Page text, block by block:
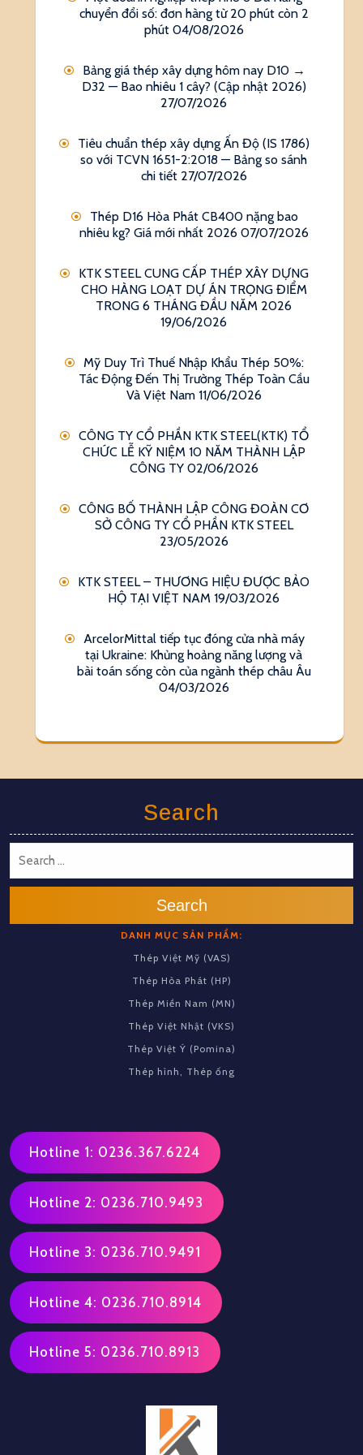
chuyển đổi số: đơn hàng từ 20 phút còn 2
phút 04/08/2026
Bảng giá thép xây dựng hôm nay D10 →
D32 — Bao nhiêu 1 cây? (Cập nhật 2026)
27/07/2026
Tiêu chuẩn thép xây dựng Ấn Độ (IS 1786)
so với TCVN 1651-2:2018 — Bảng so sánh
chi tiết 27/07/2026
Thép D16 Hòa Phát CB400 nặng bao
nhiêu kg? Giá mới nhất 2026 07/07/2026
KTK STEEL CUNG CẤP THÉP XÂY DỰNG
CHO HÀNG LOẠT DỰ ÁN TRỌNG ĐIỂM
TRONG 6 THÁNG ĐẦU NĂM 2026
19/06/2026
Mỹ Duy Trì Thuế Nhập Khẩu Thép 50%:
Tác Động Đến Thị Trường Thép Toàn Cầu
Và Việt Nam 11/06/2026
CÔNG TY CỔ PHẦN KTK STEEL(KTK) TỔ
CHỨC LỄ KỸ NIỆM 10 NĂM THÀNH LẬP
CÔNG TY 02/06/2026
CÔNG BỐ THÀNH LẬP CÔNG ĐOÀN CƠ
SỞ CÔNG TY CỔ PHẦN KTK STEEL
23/05/2026
KTK STEEL – THƯƠNG HIỆU ĐƯỢC BẢO
HỘ TẠI VIỆT NAM 19/03/2026
ArcelorMittal tiếp tục đóng cửa nhà máy
tại Ukraine: Khủng hoảng năng lượng và
bài toán sống còn của ngành thép châu Âu
04/03/2026
Search
Search
DANH MỤC SẢN PHẨM:
Thép Việt Mỹ (VAS)
Thép Hòa Phát (HP)
Thép Miền Nam (MN)
Thép Việt Nhật (VKS)
Thép Việt Ý (Pomina)
Thép hình, Thép ống
Hotline 1: 0236.367.6224
Hotline 2: 0236.710.9493
Hotline 3: 0236.710.9491
Hotline 4: 0236.710.8914
Hotline 5: 0236.710.8913